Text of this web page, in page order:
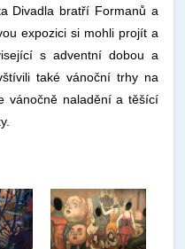
Divadla bratří Formanů a
expozici si mohli projít a
s adventní dobou a
také vánoční trhy na
vánočně naladění a těšící